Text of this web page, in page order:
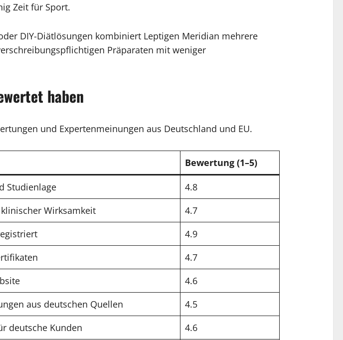
Zeit für Sport.
DIY-Diätlösungen kombiniert Leptigen Meridian mehrere
Präparaten mit weniger
haben
und Expertenmeinungen aus Deutschland und EU.
Bewertung (1–5)
Studienlage
4.8
Wirksamkeit
4.7
4.9
4.7
4.6
aus deutschen Quellen
4.5
deutsche Kunden 4.6